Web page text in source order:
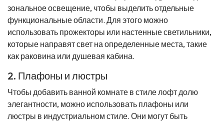
зональное освещение, чтобы выделить отдельные
функциональные области. Для этого можно
использовать прожекторы или настенные светильники,
которые направят свет на определенные места, такие
как раковина или душевая кабина.
2. Плафоны и люстры
Чтобы добавить ванной комнате в стиле лофт долю
элегантности, можно использовать плафоны или
люстры в индустриальном стиле. Они могут быть